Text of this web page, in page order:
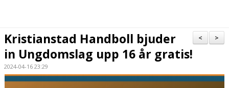
KALENDER
HANDBOLLSSKOLA
>
<
Kristianstad Handboll bjuder
in Ungdomslag upp 16 år gratis!
2024-04-16 23:29